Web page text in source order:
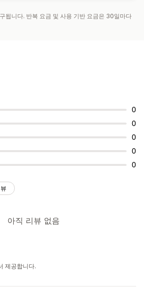
됩니다. 반복 요금 및 사용 기반 요금은 30일마다
0
0
0
0
0
아직 리뷰 없음
제공합니다.